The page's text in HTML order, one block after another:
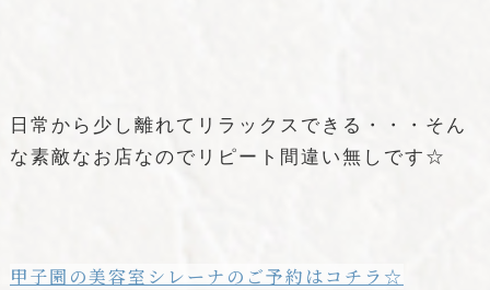
日常から少し離れてリラックスできる・・・そん
な素敵なお店なのでリピート間違い無しです☆
甲子園の美容室シレーナのご予約はコチラ☆